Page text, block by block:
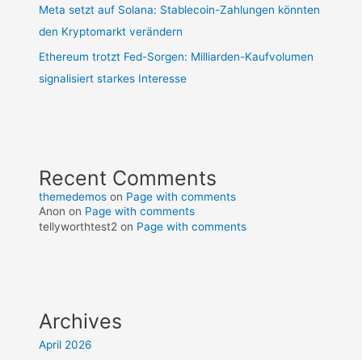
Meta setzt auf Solana: Stablecoin-Zahlungen könnten
den Kryptomarkt verändern
Ethereum trotzt Fed-Sorgen: Milliarden-Kaufvolumen
signalisiert starkes Interesse
Recent Comments
themedemos on Page with comments
Anon on Page with comments
tellyworthtest2 on Page with comments
Archives
April 2026